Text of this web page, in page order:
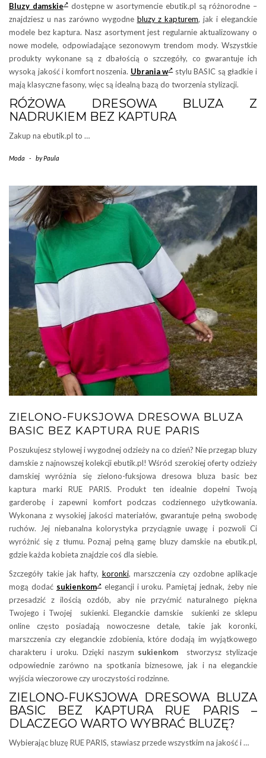
Bluzy damskie dostępne w asortymencie ebutik.pl są różnorodne –
znajdziesz u nas zarówno wygodne bluzy z kapturem, jak i eleganckie
modele bez kaptura. Nasz asortyment jest regularnie aktualizowany o
nowe modele, odpowiadające sezonowym trendom mody. Wszystkie
produkty wykonane są z dbałością o szczegóły, co gwarantuje ich
wysoką jakość i komfort noszenia. Ubrania w stylu BASIC są gładkie i
mają klasyczne fasony, więc są idealną bazą do tworzenia stylizacji.
RÓŻOWA DRESOWA BLUZA Z
NADRUKIEM BEZ KAPTURA
Zakup na ebutik.pl to …
Moda - byPaula
ZIELONO-FUKSJOWA DRESOWA BLUZA
BASIC BEZ KAPTURA RUE PARIS
Poszukujesz stylowej i wygodnej odzieży na co dzień? Nie przegap bluzy
damskie z najnowszej kolekcji ebutik.pl! Wśród szerokiej oferty odzieży
damskiej wyróżnia się zielono-fuksjowa dresowa bluza basic bez
kaptura marki RUE PARIS. Produkt ten idealnie dopełni Twoją
garderobę i zapewni komfort podczas codziennego użytkowania.
Wykonana z wysokiej jakości materiałów, gwarantuje pełną swobodę
ruchów. Jej niebanalna kolorystyka przyciągnie uwagę i pozwoli Ci
wyróżnić się z tłumu. Poznaj pełną gamę bluzy damskie na ebutik.pl,
gdzie każda kobieta znajdzie coś dla siebie.
Szczegóły takie jak hafty, koronki, marszczenia czy ozdobne aplikacje
mogą dodać sukienkom elegancji i uroku. Pamiętaj jednak, żeby nie
przesadzić z ilością ozdób, aby nie przyćmić naturalnego piękna
Twojego i Twojej sukienki. Eleganckie damskie sukienki ze sklepu
online często posiadają nowoczesne detale, takie jak koronki,
marszczenia czy eleganckie zdobienia, które dodają im wyjątkowego
charakteru i uroku. Dzięki naszym sukienkom stworzysz stylizacje
odpowiednie zarówno na spotkania biznesowe, jak i na eleganckie
wyjścia wieczorowe czy uroczystości rodzinne.
ZIELONO-FUKSJOWA DRESOWA BLUZA
BASIC BEZ KAPTURA RUE PARIS –
DLACZEGO WARTO WYBRAĆ BLUZĘ?
Wybierając bluzę RUE PARIS, stawiasz przede wszystkim na jakość i …